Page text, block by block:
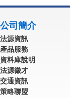
公司簡介
法源資訊
產品服務
資料庫說明
法源徵才
交通資訊
策略聯盟